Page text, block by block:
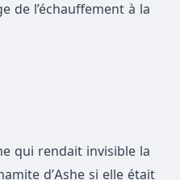
de l’échauffement à la
qui rendait invisible la
d’Ashe si elle était